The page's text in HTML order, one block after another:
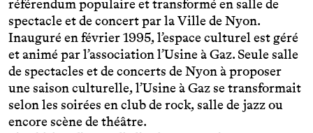
référendum populaire et transformé en salle de
spectacle et de concert par la Ville de Nyon.
Inauguré en février 1995, l’espace culturel est géré
et animé par l’association l’Usine à Gaz. Seule salle
de spectacles et de concerts de Nyon à proposer
une saison culturelle, l’Usine à Gaz se transformait
selon les soirées en club de rock, salle de jazz ou
encore scène de théâtre.